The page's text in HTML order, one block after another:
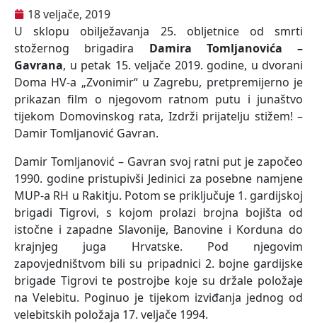
18 veljače, 2019
U sklopu obilježavanja 25. obljetnice od smrti
stožernog brigadira Damira Tomljanovića –
Gavrana, u petak 15. veljače 2019. godine, u dvorani
Doma HV-a „Zvonimir“ u Zagrebu, pretpremijerno je
prikazan film o njegovom ratnom putu i junaštvo
tijekom Domovinskog rata, Izdrži prijatelju stižem! –
Damir Tomljanović Gavran.
Damir Tomljanović – Gavran svoj ratni put je započeo
1990. godine pristupivši Jedinici za posebne namjene
MUP-a RH u Rakitju. Potom se priključuje 1. gardijskoj
brigadi Tigrovi, s kojom prolazi brojna bojišta od
istočne i zapadne Slavonije, Banovine i Korduna do
krajnjeg juga Hrvatske. Pod njegovim
zapovjedništvom bili su pripadnici 2. bojne gardijske
brigade Tigrovi te postrojbe koje su držale položaje
na Velebitu. Poginuo je tijekom izviđanja jednog od
velebitskih položaja 17. veljače 1994.